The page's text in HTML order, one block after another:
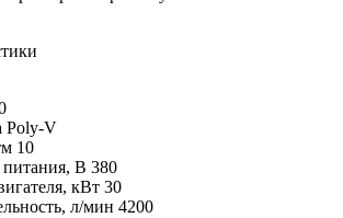
Poly-V
10
В 380
кВт 30
л/мин 4200